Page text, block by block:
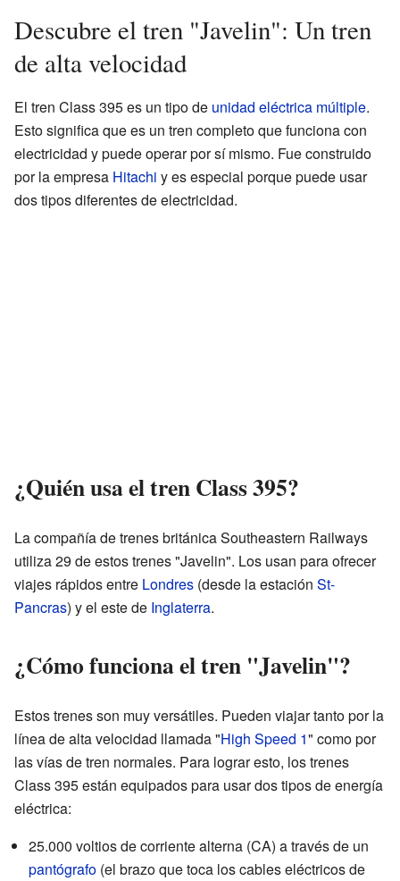
Descubre el tren "Javelin": Un tren
de alta velocidad
El tren Class 395 es un tipo de unidad eléctrica múltiple.
Esto significa que es un tren completo que funciona con
electricidad y puede operar por sí mismo. Fue construido
por la empresa Hitachi y es especial porque puede usar
dos tipos diferentes de electricidad.
¿Quién usa el tren Class 395?
La compañía de trenes británica Southeastern Railways
utiliza 29 de estos trenes "Javelin". Los usan para ofrecer
viajes rápidos entre Londres (desde la estación St-
Pancras) y el este de Inglaterra.
¿Cómo funciona el tren "Javelin"?
Estos trenes son muy versátiles. Pueden viajar tanto por la
línea de alta velocidad llamada "High Speed 1" como por
las vías de tren normales. Para lograr esto, los trenes
Class 395 están equipados para usar dos tipos de energía
eléctrica:
25.000 voltios de corriente alterna (CA) a través de un
pantógrafo (el brazo que toca los cables eléctricos de